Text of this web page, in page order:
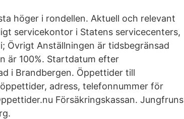
höger i rondellen. Aktuell och relevant
servicekontor i Statens servicecenters,
Övrigt Anställningen är tidsbegränsad
är 100%. Startdatum efter
i Brandbergen. Öppettider till
adress, telefonnummer för
Försäkringskassan. Jungfruns